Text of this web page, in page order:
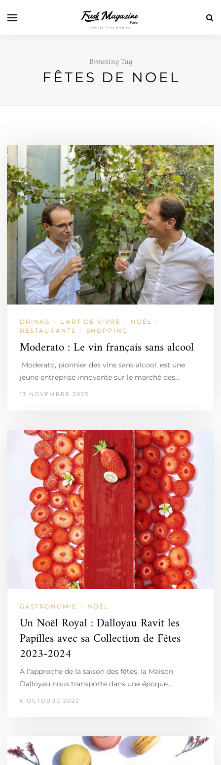
Browsing Tag
FÊTES DE NOEL
DRINKS / L'ART DE VIVRE / NOËL /
RESTAURANTS / SHOPPING
Moderato : Le vin français sans alcool
Moderato, pionnier des vins sans alcool, est une
jeune entreprise innovante sur le marché des…
13 NOVEMBRE 2023
GASTRONOMIE / NOËL
Un Noël Royal : Dalloyau Ravit les
Papilles avec sa Collection de Fêtes
2023-2024
À l’approche de la saison des fêtes, la Maison
Dalloyau nous transporte dans une époque…
6 OCTOBRE 2023